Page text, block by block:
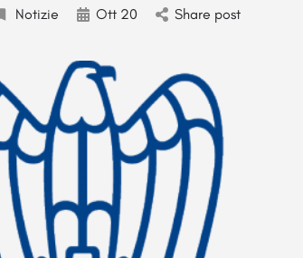
Notizie Ott 20 Share post